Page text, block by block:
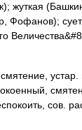
жуткая
Фофанов);
сов.